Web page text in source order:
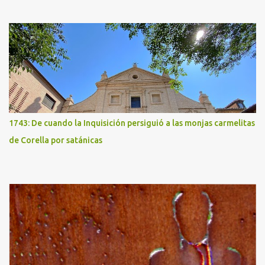
1743: De cuando la Inquisición persiguió a las monjas carmelitas
de Corella por satánicas